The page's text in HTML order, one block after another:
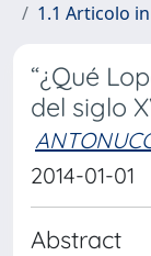
1.1 Articolo
“¿Qué
del siglo
2014-01-01
Abstract